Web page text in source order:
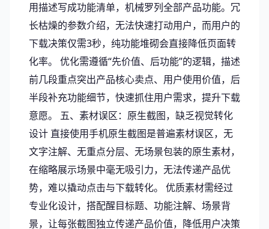
用描述写成功能清单，机械罗列全部产品功能。冗
长枯燥的参数介绍，无法快速打动用户，而用户的
下载决策仅需3秒，纯功能堆砌会直接降低页面转
化率。 优化需遵循“先价值、后功能”的逻辑，描述
前几段重点突出产品核心卖点、用户使用价值，后
半段补充功能细节，快速抓住用户需求，提升下载
意愿。 五、素材误区：原生截图，缺乏视觉转化
设计 直接使用手机原生截图是普遍素材误区，无
文字注解、无重点分层、无场景包装的原生素材，
在缩略展示场景中毫无吸引力，无法传递产品优
势，难以撬动点击与下载转化。 优质素材需经过
专业化设计，搭配醒目标题、功能注解、场景背
景，让每张截图独立传递产品价值，降低用户决策